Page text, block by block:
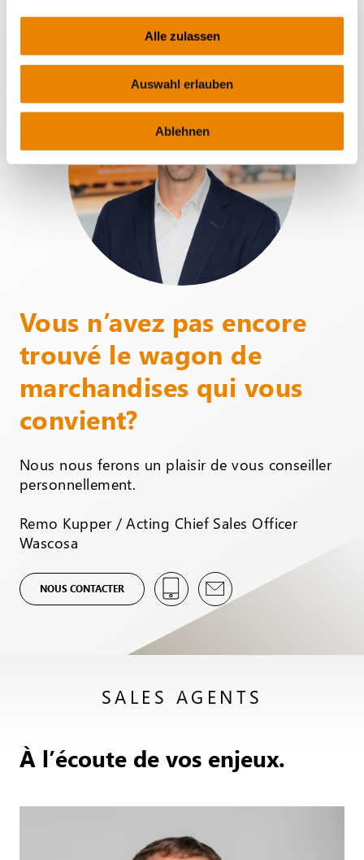
Alle zulassen
Auswahl erlauben
Ablehnen
Vous n’avez pas encore
trouvé le wagon de
marchandises qui vous
convient?
Nous nous ferons un plaisir de vous conseiller
personnellement.
Remo Kupper / Acting Chief Sales Officer
Wascosa
NOUS CONTACTER
SALES AGENTS
À l’écoute de vos enjeux.